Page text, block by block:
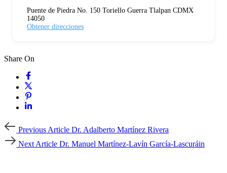
Puente de Piedra No. 150 Toriello Guerra Tlalpan CDMX
14050
Obtener direcciones
Share On
Previous
ArticlePrevious Article Dr. Adalberto Martínez Rivera
Next
ArticleNext Article Dr. Manuel Martínez-Lavín García-Lascuráin